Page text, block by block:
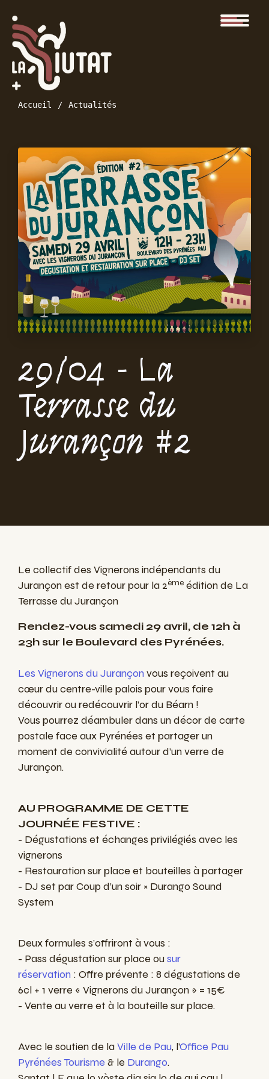
Accueil Actualités
29/04 - La
Terrasse du
Jurançon #2
Le collectif des Vignerons indépendants du
Jurançon est de retour pour la 2ème édition de La
Terrasse du Jurançon
Rendez-vous samedi 29 avril, de 12h à
23h sur le Boulevard des Pyrénées.
Les Vignerons du Jurançon vous reçoivent au
cœur du centre-ville palois pour vous faire
découvrir ou redécouvrir l’or du Béarn !
Vous pourrez déambuler dans un décor de carte
postale face aux Pyrénées et partager un
moment de convivialité autour d’un verre de
Jurançon.
AU PROGRAMME DE CETTE
JOURNÉE FESTIVE :
- Dégustations et échanges privilégiés avec les
vignerons
- Restauration sur place et bouteilles à partager
- DJ set par Coup d’un soir × Durango Sound
System
Deux formules s’offriront à vous :
- Pass dégustation sur place ousur
réservation : Offre prévente : 8 dégustations de
6cl + 1 verre « Vignerons du Jurançon » = 15€
- Vente au verre et à la bouteille sur place.
Avec le soutien de laVille de Pau, l’Office Pau
Pyrénées Tourisme & le Durango.